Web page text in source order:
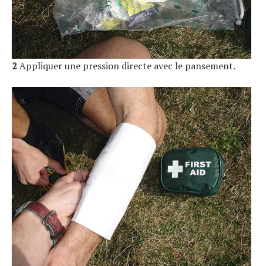
2Appliquer une pression directe avec le pansement.